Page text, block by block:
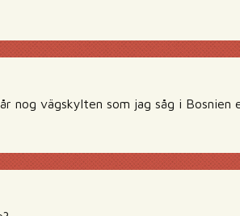
nog vägskylten som jag såg i Bosnien